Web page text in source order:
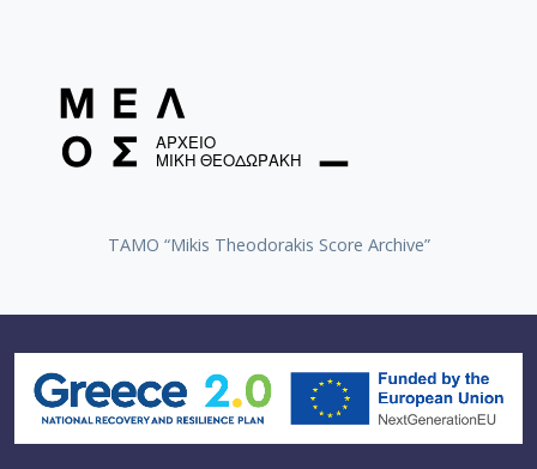
TAMO “Mikis Theodorakis Score Archive”